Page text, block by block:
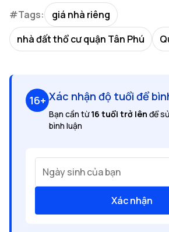
#Tags:
giá nhà riêng
nhà đất thổ cư quận Tân Phú
16+ Xác nhận độ tuổi để
Bạn cần từ16 tuổi trở lên để
bình luận
Ngày sinh của bạn
Xác nhận